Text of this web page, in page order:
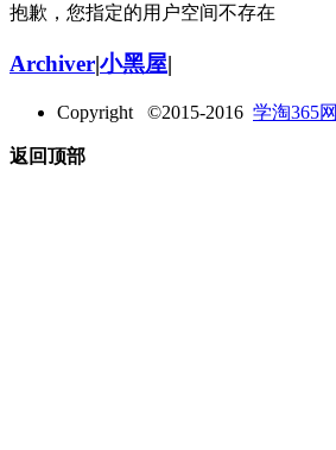
抱歉，您指定的用户空间不存在
Archiver|小黑屋|
Copyright ©2015-2016 学淘365网
返回顶部